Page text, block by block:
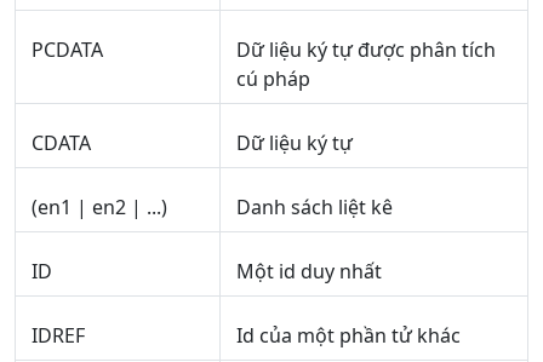
PCDATA
Dữ liệu ký tự được phân tích
cú pháp
CDATA Dữ liệu ký tự
(en1 | en2 | ...) Danh sách liệt kê
ID Một id duy nhất
IDREF Id của một phần tử khác